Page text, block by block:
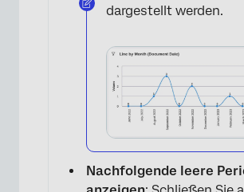
dargestellt werden.
Nachfolgende leere